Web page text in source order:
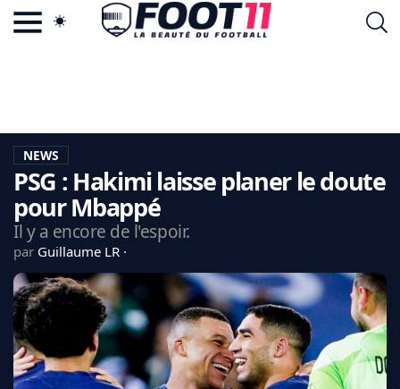
LA CHARTE
VIE PRIVÉE
CGU
CONTACTEZ-NOUS
MERCATO
CDM 2026
EDF
PSG
LIGUE 1
NEWS
PSG : Hakimi laisse planer le doute
pour Mbappé
Il y a encore de l'espoir.
par Guillaume LR